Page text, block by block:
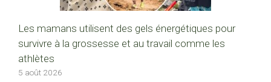
Les mamans utilisent des gels énergétiques pour
survivre à la grossesse et au travail comme les
athlètes
5 août 2026